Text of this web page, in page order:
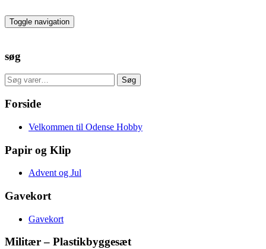
to
the
Toggle navigation
søg
Søg
efter:
Søg
Forside
Velkommen til Odense Hobby
Papir og Klip
Advent og Jul
Gavekort
Gavekort
Militær – Plastikbyggesæt